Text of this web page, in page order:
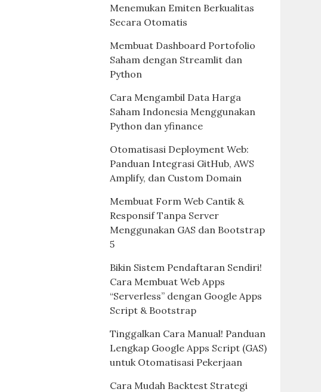
Menemukan Emiten Berkualitas
Secara Otomatis
Membuat Dashboard Portofolio
Saham dengan Streamlit dan
Python
Cara Mengambil Data Harga
Saham Indonesia Menggunakan
Python dan yfinance
Otomatisasi Deployment Web:
Panduan Integrasi GitHub, AWS
Amplify, dan Custom Domain
Membuat Form Web Cantik &
Responsif Tanpa Server
Menggunakan GAS dan Bootstrap
5
Bikin Sistem Pendaftaran Sendiri!
Cara Membuat Web Apps
“Serverless” dengan Google Apps
Script & Bootstrap
Tinggalkan Cara Manual! Panduan
Lengkap Google Apps Script (GAS)
untuk Otomatisasi Pekerjaan
Cara Mudah Backtest Strategi